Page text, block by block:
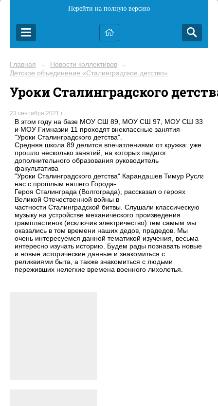
Перейти на полную версию
Главная → Новости коллективов →
Детское объединение «Сталинградское детство»
Уроки Сталинградского
23 сентября 2021 г.
В этом году на базе МОУ СШ 89, МОУ СШ 97, МОУ СШ 33
и МОУ Гимназии 11 проходят внеклассные занятия
"Уроки Сталинградского детства".
Средняя школа 89 делится впечатлениями от кружка: уже
прошло несколько занятий, на которых педагог
дополнительного образования руководитель
факультатива
"Уроки Сталинградского детства" Карандашев Тимур
нас с прошлым нашего Города-
Героя Сталинграда (Волгограда), рассказал о героях
Великой Отечественной войны в
частности Сталинградской битвы. Слушали классическую
музыку на устройстве механического произведения
грампластинок (исключив электричество) тем самым мы
оказались в том времени наших дедов, прадедов. Мы
очень интересуемся данной тематикой изучения, весьма
интересно изучать историю. Будем рады познавать новые
и новые исторические данные и знакомиться с
реликвиями быта, а также знакомиться с людьми
переживших нелегкие времена военного лихолетья.